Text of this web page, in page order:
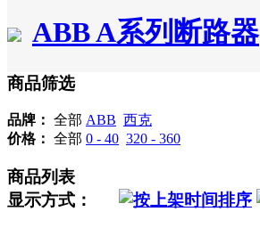
ABB A系列断路器
商品筛选
品牌： 全部 ABB 西克
价格： 全部 0 - 40 320 - 360
商品列表
显示方式：